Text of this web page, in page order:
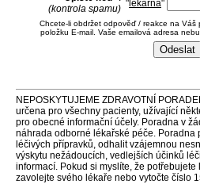
(kontrola spamu) " lekarna"
Chcete-li obdržet odpověď / reakce na
položku E-mail. Vaše emailová adresa
NEPOSKYTUJEME ZDRAVOTNÍ
určena pro všechny pacienty, užívající
pro obecné informační účely. Poradna v
náhrada odborné lékařské péče. Poradna
léčivých přípravků, odhalit vzájemnou
výskytu nežádoucích, vedlejších účinků
informací. Pokud si myslíte, že potřebujete
zavolejte svého lékaře nebo vytočte číslo